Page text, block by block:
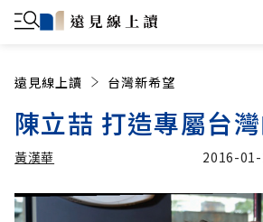
遠見線上讀 台灣新希望
陳立喆 打造專屬台
黃漢華
黃漢華 加入追蹤
2016-